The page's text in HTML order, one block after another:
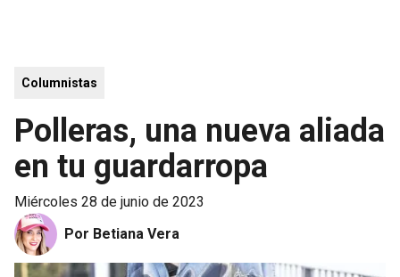
Columnistas
Polleras, una nueva aliada
en tu guardarropa
miércoles 28 de junio de 2023
Por Betiana Vera